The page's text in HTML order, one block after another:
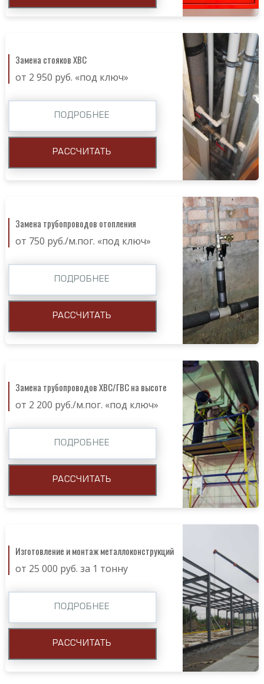
Замена стояков ХВС
от 2 950 руб. «под ключ»
ПОДРОБНЕЕ
РАССЧИТАТЬ
Замена трубопроводов отопления
от 750 руб./м.пог. «под ключ»
ПОДРОБНЕЕ
РАССЧИТАТЬ
Замена трубопроводов ХВС/ГВС на высоте
от 2 200 руб./м.пог. «под ключ»
ПОДРОБНЕЕ
РАССЧИТАТЬ
Изготовление и монтаж металлоконструкций
от 25 000 руб. за 1 тонну
ПОДРОБНЕЕ
РАССЧИТАТЬ